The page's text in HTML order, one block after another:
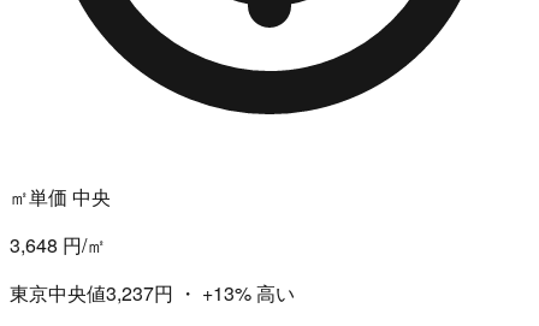
㎡単価 中央
3,648 円/㎡
東京中央値3,237円 ・ +13%高い